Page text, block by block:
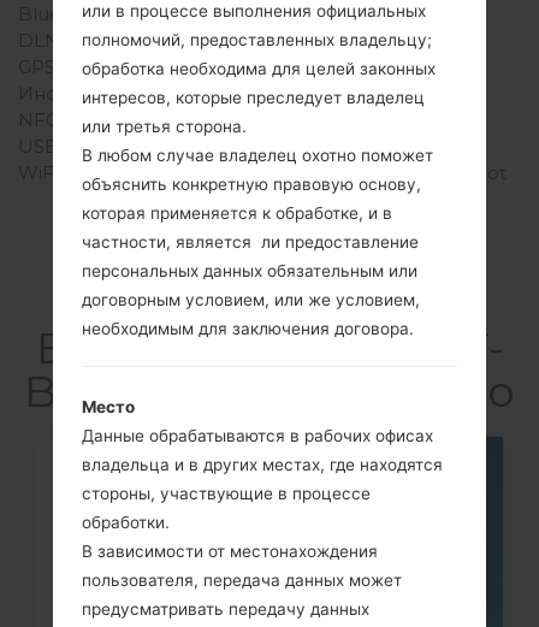
Bluetooth
версия 3.1, A2DP
DLNA
Есть
GPS
A-GPS
Инфракрасный порт
-
NFC
USB
microUSB 2.0
WiFi
Wi-Fi 802.11 b/g/n, hotspot
Articles LGGT-
B7510B(Samsung GT-
B7510B) akaGalaxy Pro
или в процессе выполнения официальных
полномочий, предоставленных владельцу;
обработка необходима для целей законных
интересов, которые преследует владелец
или третья сторона.
В любом случае владелец охотно поможет
объяснить конкретную правовую основу,
которая применяется к обработке, и в
частности, является ли предоставление
персональных данных обязательным или
договорным условием, или же условием,
необходимым для заключения договора.
Место
Данные обрабатываются в рабочих офисах
владельца и в других местах, где находятся
стороны, участвующие в процессе
обработки.
В зависимости от местонахождения
пользователя, передача данных может
предусматривать передачу данных